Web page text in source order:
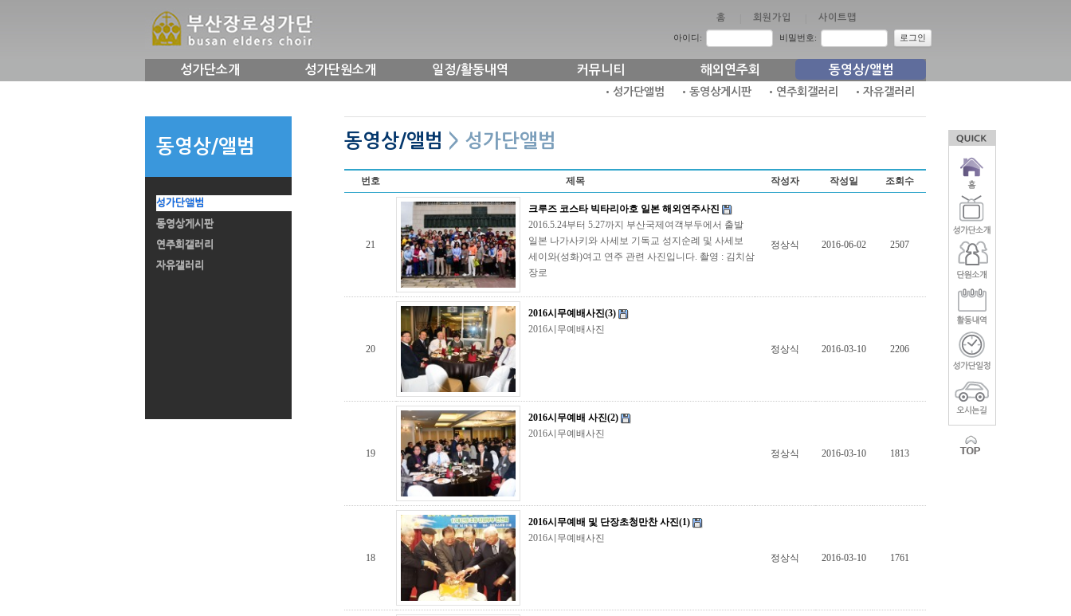
홈 회원가입 사이트맵
아이디: 비밀번호: 로그인
성가단소개 성가단원소개 일정/활동내역 커뮤니티 해외연주회 동영상/앨범
•성가단앨범 •동영상게시판 •연주회갤러리 •자유갤러리
동영상/앨범
성가단앨범
동영상게시판
연주회갤러리
자유갤러리
동영상/앨범 > 성가단앨범
번호 제목 작성자 작성일 조회수
21
크루즈 코스타 빅타리아호 일본 해외연주사진
2016.5.24부터 5.27까지 부산국제여객부두에서 출발
일본 나가사키와 사세보 기독교 성지순례 및 사세보
세이와(성화)여고 연주 관련 사진입니다. 촬영 : 김치삼
장로
정상식 2016-06-02 2507
20
2016시무예배사진(3)
2016시무예배사진
정상식
2016-03-10 2206
19
2016시무예배 사진(2)
2016시무예배사진
정상식
2016-03-10 1813
18
2016시무예배 및 단장초청만찬 사진(1)
2016시무예배사진
정상식
2016-03-10 1761